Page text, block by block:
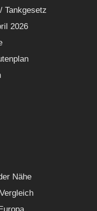
Tankgesetz
2026
Nähe